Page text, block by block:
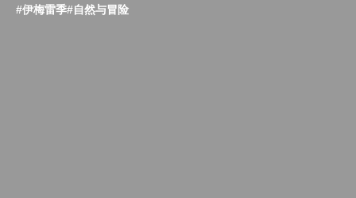
#伊梅雷季#自然与冒险